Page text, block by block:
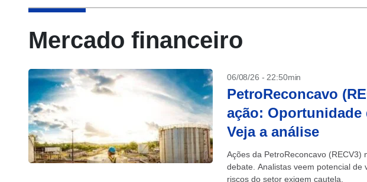
Mercado financeiro
06/08/26 - 22:50min
PetroReconcavo
ação:
Veja a análise
Ações da PetroReconcavo (RECV3)
debate. Analistas veem potencial de
riscos do setor exigem cautela.